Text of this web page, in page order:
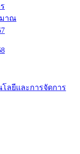
มาณ
ลยีและการจัดการ